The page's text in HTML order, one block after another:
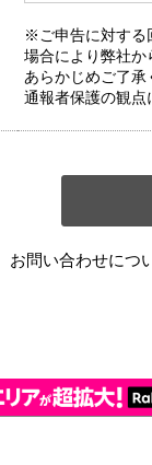
※ご申告に対する
場合により弊社か
あらかじめご了承
通報者保護の観点
お問い合わせにつ